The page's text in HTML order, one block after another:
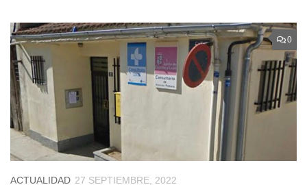
0
ACTUALIDAD 27 SEPTIEMBRE, 2022